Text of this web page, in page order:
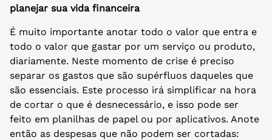
planejar sua vida financeira
É muito importante anotar todo o valor que entra e
todo o valor que gastar por um serviço ou produto,
diariamente. Neste momento de crise é preciso
separar os gastos que são supérfluos daqueles que
são essenciais. Este processo irá simplificar na hora
de cortar o que é desnecessário, e isso pode ser
feito em planilhas de papel ou por aplicativos. Anote
então as despesas que não podem ser cortadas: